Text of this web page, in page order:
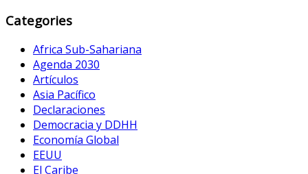
Categories
Africa Sub-Sahariana
Agenda 2030
Artículos
Asia Pacífico
Declaraciones
Democracia y DDHH
Economía Global
EEUU
El Caribe